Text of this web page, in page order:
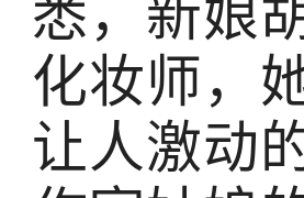
悉，新娘
化妆师，
让人激动